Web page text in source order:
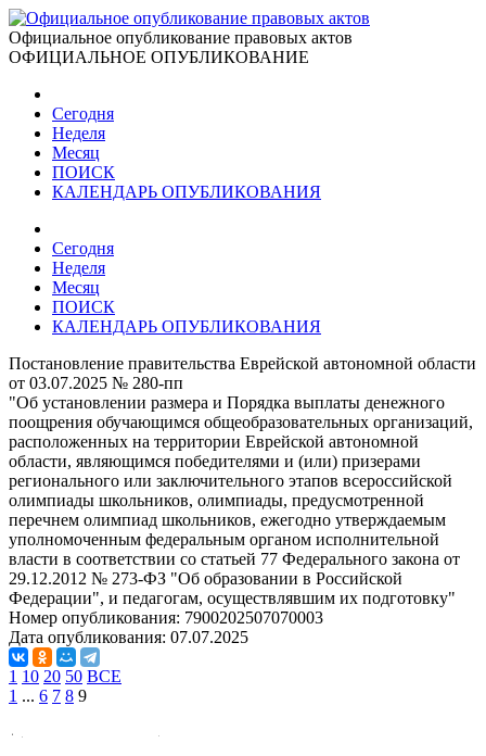
Официальное опубликование правовых актов
ОФИЦИАЛЬНОЕ ОПУБЛИКОВАНИЕ
Сегодня
Неделя
Месяц
ПОИСК
КАЛЕНДАРЬ ОПУБЛИКОВАНИЯ
Сегодня
Неделя
Месяц
ПОИСК
КАЛЕНДАРЬ ОПУБЛИКОВАНИЯ
Постановление правительства Еврейской автономной области
от 03.07.2025 № 280-пп
"Об установлении размера и Порядка выплаты денежного
поощрения обучающимся общеобразовательных организаций,
расположенных на территории Еврейской автономной
области, являющимся победителями и (или) призерами
регионального или заключительного этапов всероссийской
олимпиады школьников, олимпиады, предусмотренной
перечнем олимпиад школьников, ежегодно утверждаемым
уполномоченным федеральным органом исполнительной
власти в соответствии со статьей 77 Федерального закона от
29.12.2012 № 273-ФЗ "Об образовании в Российской
Федерации", и педагогам, осуществлявшим их подготовку"
Номер опубликования: 7900202507070003
Дата опубликования: 07.07.2025
1 10 20 50 ВСЕ
1 ... 6 7 8 9